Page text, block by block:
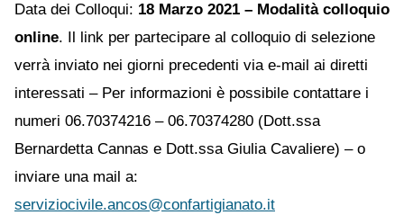
Data dei Colloqui: 18 Marzo 2021 – Modalità colloquio
online. Il link per partecipare al colloquio di selezione
verrà inviato nei giorni precedenti via e-mail ai diretti
interessati – Per informazioni è possibile contattare i
numeri 06.70374216 – 06.70374280 (Dott.ssa
Bernardetta Cannas e Dott.ssa Giulia Cavaliere) – o
inviare una mail a:
serviziocivile.ancos@confartigianato.it